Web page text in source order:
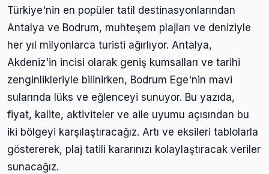
Türkiye'nin en popüler tatil destinasyonlarından
Antalya ve Bodrum, muhteşem plajları ve deniziyle
her yıl milyonlarca turisti ağırlıyor. Antalya,
Akdeniz'in incisi olarak geniş kumsalları ve tarihi
zenginlikleriyle bilinirken, Bodrum Ege'nin mavi
sularında lüks ve eğlenceyi sunuyor. Bu yazıda,
fiyat, kalite, aktiviteler ve aile uyumu açısından bu
iki bölgeyi karşılaştıracağız. Artı ve eksileri tablolarla
göstererek, plaj tatili kararınızı kolaylaştıracak veriler
sunacağız.